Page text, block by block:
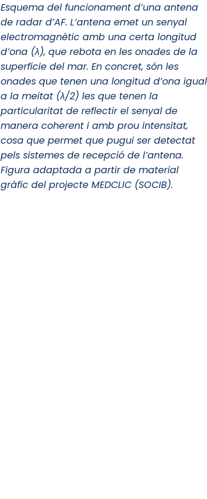
Esquema del funcionament d’una antena
de radar d’AF. L’antena emet un senyal
electromagnètic amb una certa longitud
d’ona (λ), que rebota en les onades de la
superfície del mar. En concret, són les
onades que tenen una longitud d’ona igual
a la meitat (λ/2) les que tenen la
particularitat de reflectir el senyal de
manera coherent i amb prou intensitat,
cosa que permet que pugui ser detectat
pels sistemes de recepció de l’antena.
Figura adaptada a partir de material
gràfic del projecte MEDCLIC (SOCIB).